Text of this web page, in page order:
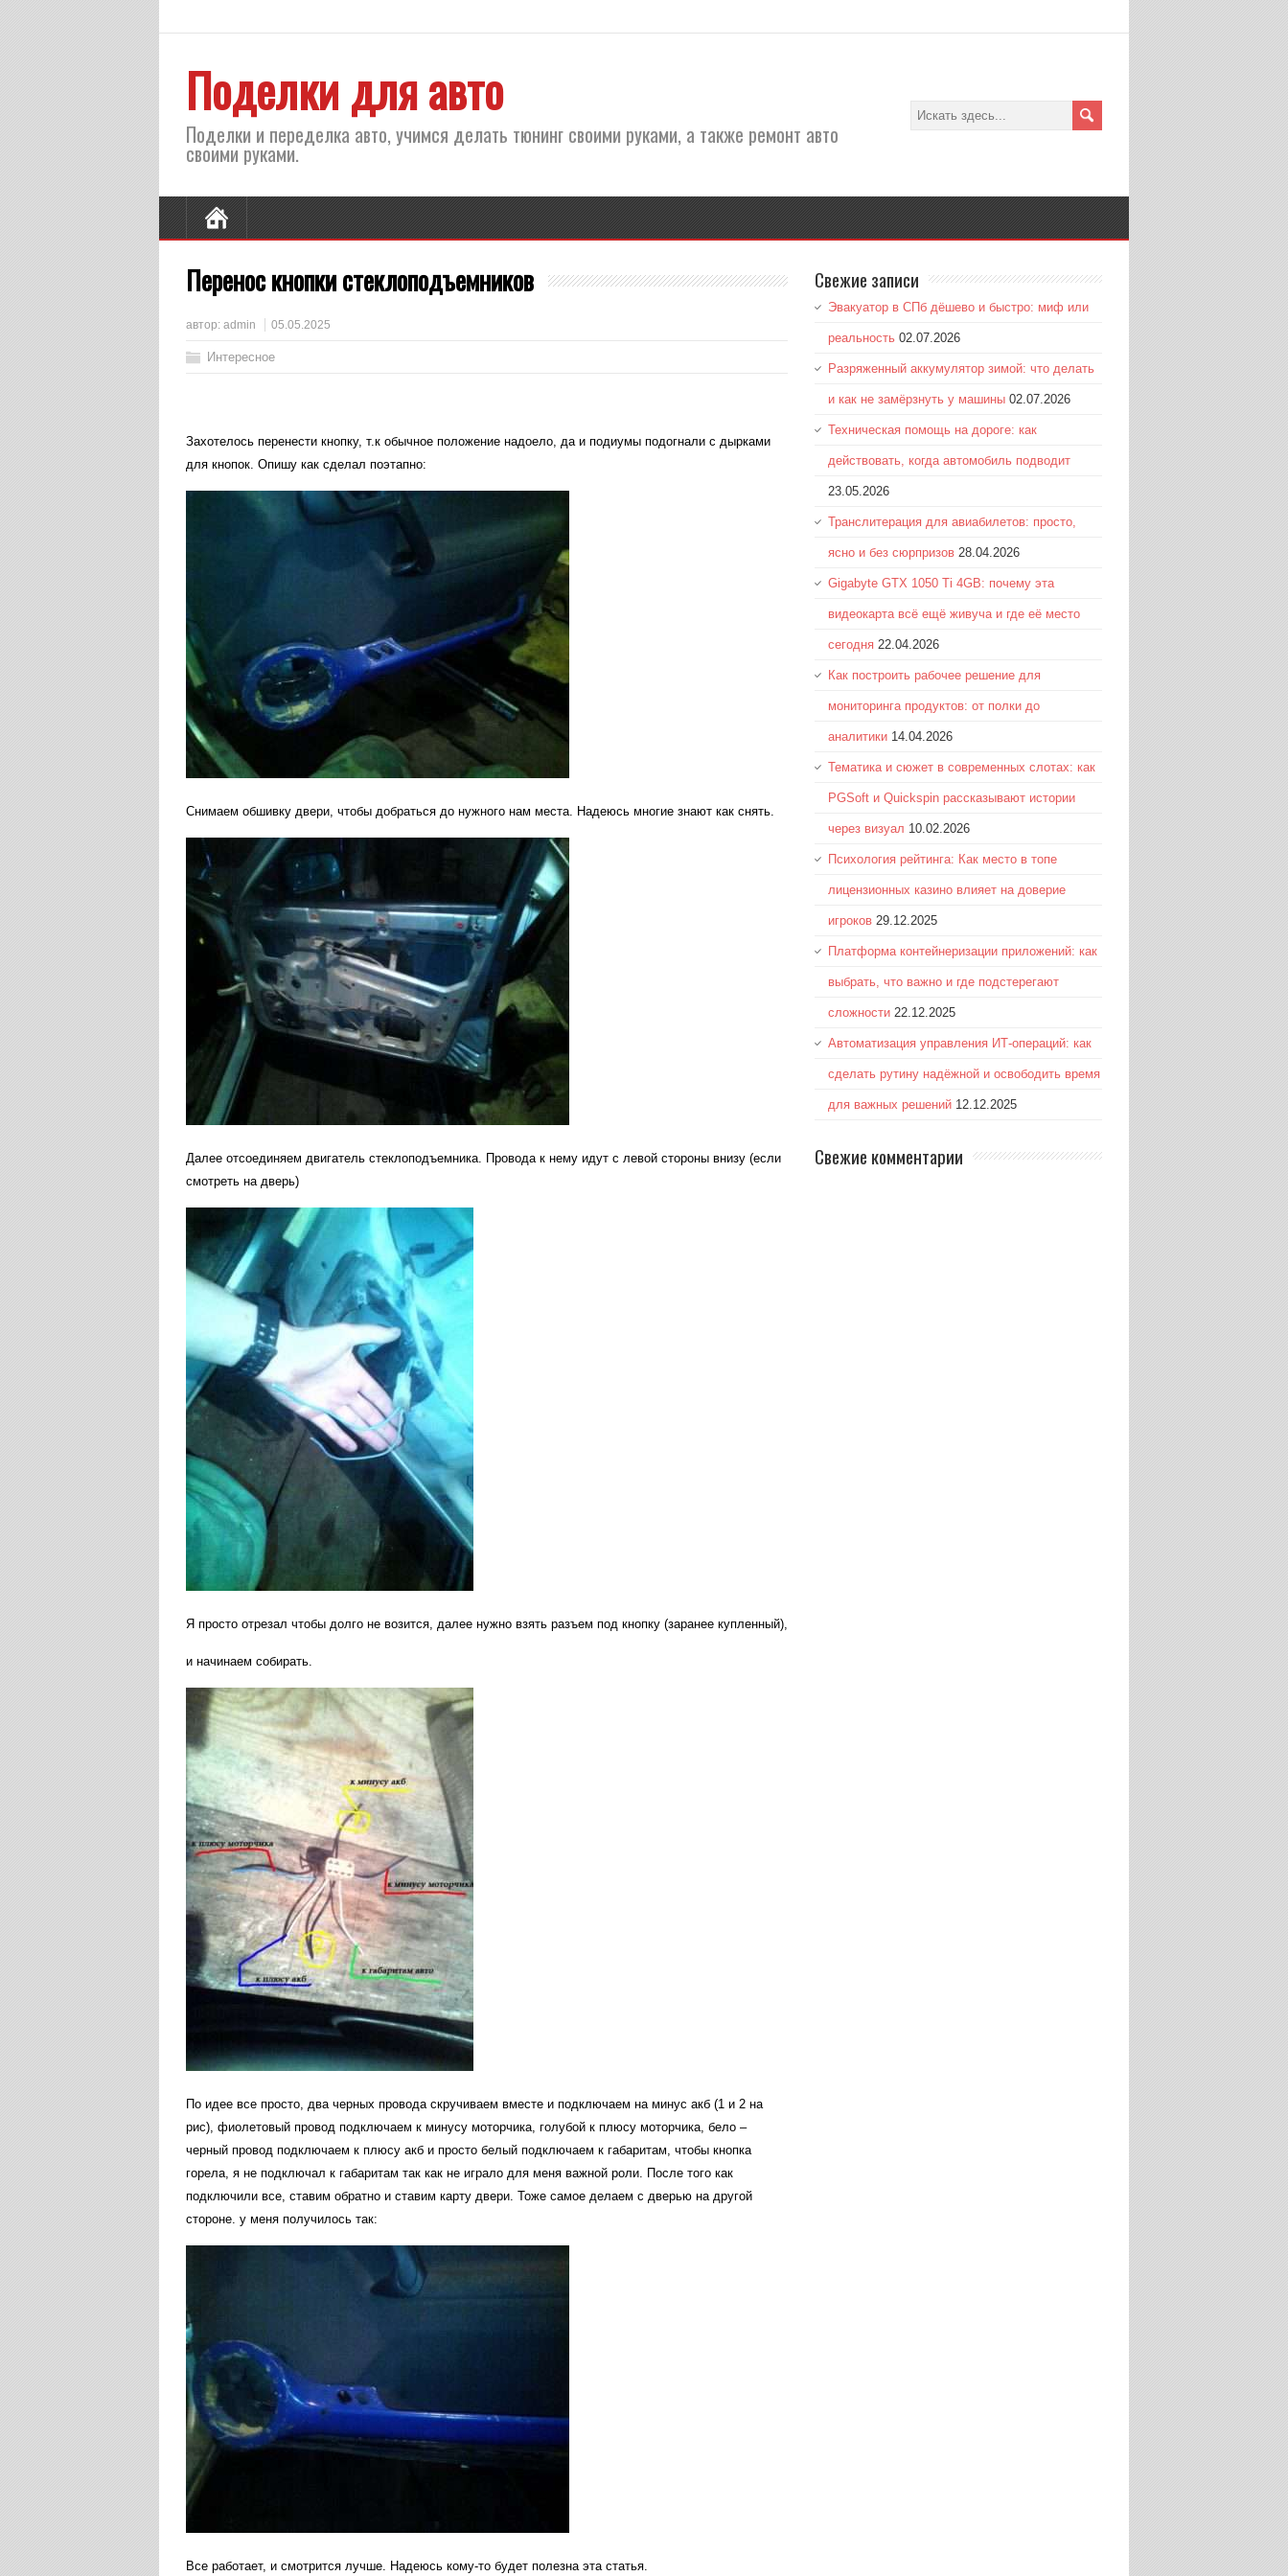
Поделки для авто
Поделки и переделка авто, учимся делать тюнинг своими руками, а также ремонт авто
своими руками.
Перенос кнопки стеклоподъемников
автор: admin 05.05.2025
Интересное
Захотелось перенести кнопку, т.к обычное положение надоело, да и подиумы подогнали с дырками
для кнопок. Опишу как сделал поэтапно:
Снимаем обшивку двери, чтобы добраться до нужного нам места. Надеюсь многие знают как снять.
Далее отсоединяем двигатель стеклоподъемника. Провода к нему идут с левой стороны внизу (если
смотреть на дверь)
Я просто отрезал чтобы долго не возится, далее нужно взять разъем под кнопку (заранее купленный),
и начинаем собирать.
По идее все просто, два черных провода скручиваем вместе и подключаем на минус акб (1 и 2 на
рис), фиолетовый провод подключаем к минусу моторчика, голубой к плюсу моторчика, бело –
черный провод подключаем к плюсу акб и просто белый подключаем к габаритам, чтобы кнопка
горела, я не подключал к габаритам так как не играло для меня важной роли. После того как
подключили все, ставим обратно и ставим карту двери. Тоже самое делаем с дверью на другой
стороне. у меня получилось так:
Все работает, и смотрится лучше. Надеюсь кому-то будет полезна эта статья.
Свежие записи
Эвакуатор в СПб дёшево и быстро: миф или
реальность 02.07.2026
Разряженный аккумулятор зимой: что делать
и как не замёрзнуть у машины 02.07.2026
Техническая помощь на дороге: как
действовать, когда автомобиль подводит
23.05.2026
Транслитерация для авиабилетов: просто,
ясно и без сюрпризов 28.04.2026
Gigabyte GTX 1050 Ti 4GB: почему эта
видеокарта всё ещё живуча и где её место
сегодня 22.04.2026
Как построить рабочее решение для
мониторинга продуктов: от полки до
аналитики 14.04.2026
Тематика и сюжет в современных слотах: как
PGSoft и Quickspin рассказывают истории
через визуал 10.02.2026
Психология рейтинга: Как место в топе
лицензионных казино влияет на доверие
игроков 29.12.2025
Платформа контейнеризации приложений: как
выбрать, что важно и где подстерегают
сложности 22.12.2025
Автоматизация управления ИТ-операций: как
сделать рутину надёжной и освободить время
для важных решений 12.12.2025
Свежие комментарии